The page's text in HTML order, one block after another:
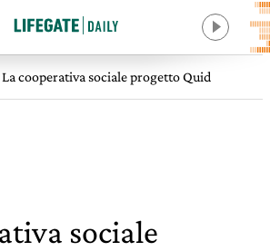
La cooperativa sociale progetto Quid
sociale